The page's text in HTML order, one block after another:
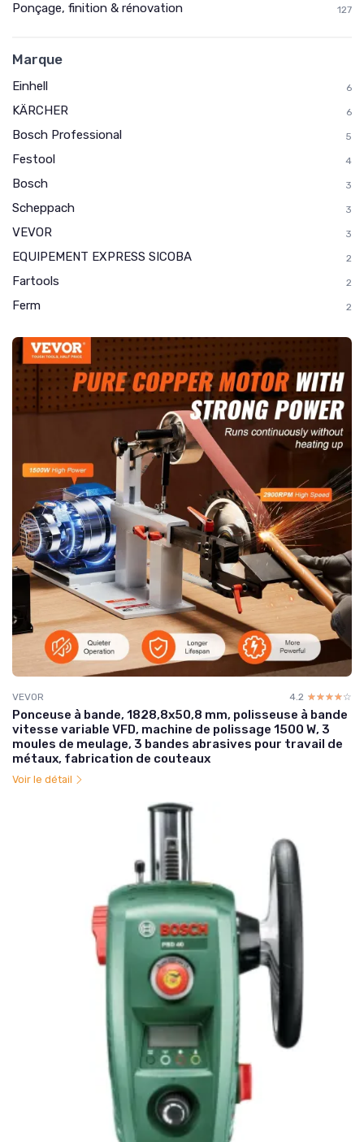
Ponçage, finition & rénovation 127
Marque
Einhell 6
KÄRCHER 6
Bosch Professional 5
Festool 4
Bosch 3
Scheppach 3
VEVOR 3
EQUIPEMENT EXPRESS SICOBA 2
Fartools 2
Ferm 2
VEVOR 4.2 ☆☆☆☆☆
★★★★★
Ponceuse à bande, 1828,8x50,8 mm, polisseuse à bande
vitesse variable VFD, machine de polissage 1500 W, 3
moules de meulage, 3 bandes abrasives pour travail de
métaux, fabrication de couteaux
Voir le détail